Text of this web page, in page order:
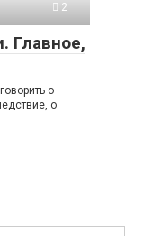
2
Главное,
о
о